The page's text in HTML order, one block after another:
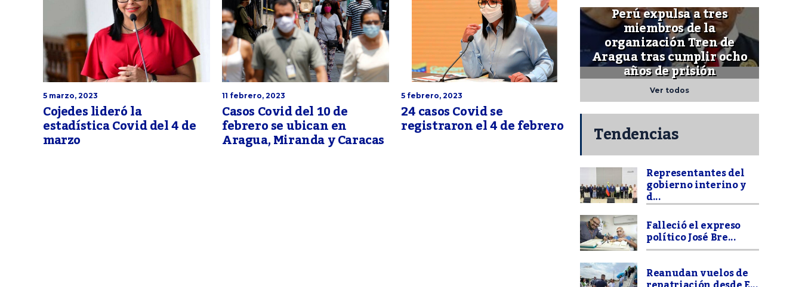
5 marzo, 2023
Cojedes lideró la
estadística Covid del 4 de
marzo
11 febrero, 2023
Casos Covid del 10 de
febrero se ubican en
Aragua, Miranda y Caracas
5 febrero, 2023
24 casos Covid se
registraron el 4 de febrero
Perú expulsa a tres
miembros de la
organización Tren de
Aragua tras cumplir ocho
años de prisión
Ver todos
Tendencias
Representantes del
gobierno interino y
d...
Falleció el expreso
político José Bre...
Reanudan vuelos de